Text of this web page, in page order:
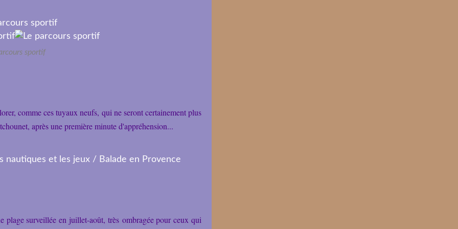
sportif
comme ces tuyaux neufs, qui ne seront certainement plus
après une première minute d'appréhension...
surveillée en juillet-août, très ombragée pour ceux qui